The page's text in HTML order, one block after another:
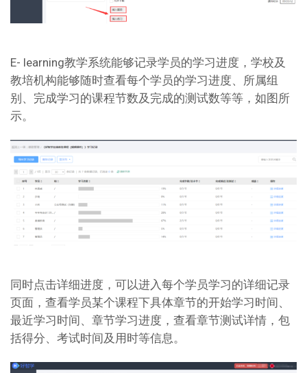
E- learning教学系统能够记录学员的学习进度，学校及
教培机构能够随时查看每个学员的学习进度、所属组
别、完成学习的课程节数及完成的测试数等等，如图所
示。
同时点击详细进度，可以进入每个学员学习的详细记录
页面，查看学员某个课程下具体章节的开始学习时间、
最近学习时间、章节学习进度，查看章节测试详情，包
括得分、考试时间及用时等信息。